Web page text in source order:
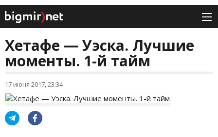
Хетафе — Уэска. Лучшие
моменты. 1-й тайм
17 июня 2017, 23:34